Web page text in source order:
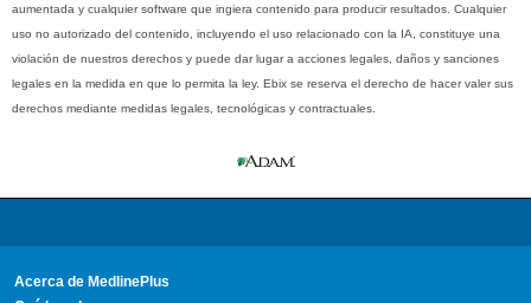
aumentada y cualquier software que ingiera contenido para producir resultados. Cualquier
uso no autorizado del contenido, incluyendo el uso relacionado con la IA, constituye una
violación de nuestros derechos y puede dar lugar a acciones legales, daños y sanciones
legales en la medida en que lo permita la ley. Ebix se reserva el derecho de hacer valer sus
derechos mediante medidas legales, tecnológicas y contractuales.
Acerca de MedlinePlus